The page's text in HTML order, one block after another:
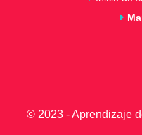
© 2023 - Aprendizaje